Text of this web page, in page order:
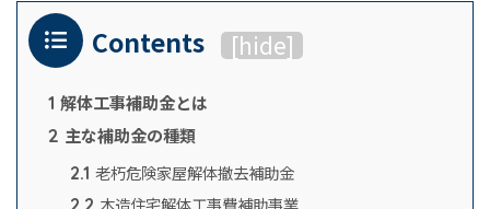
Contents [hide]
1 解体工事補助金とは
2 主な補助金の種類
2.1 老朽危険家屋解体撤去補助金
木造住宅解体工事費補助事業